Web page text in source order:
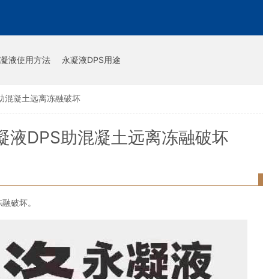
液使用方法 永凝液DPS用途
混凝土远离冻融破坏
液DPS助混凝土远离冻融破坏
破坏。